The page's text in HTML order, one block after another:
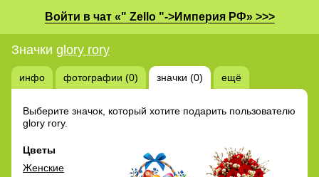
Войти в чат «" Zello "->Империя РФ» >>>
Значки glory rory
инфо фотографии (0) значки (0) ещё
Выберите значок, который хотите подарить пользователю
glory rory.
Цветы
Женские